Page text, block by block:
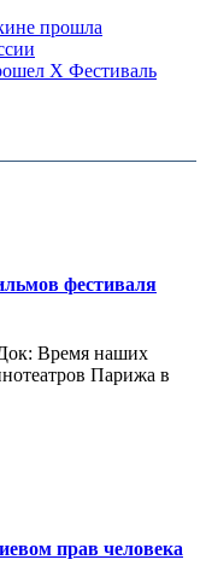
прошла
X Фестиваль
фестиваля
Время наших
Парижа в
прав человека